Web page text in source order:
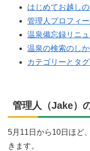
はじめてお越し
管理人プロフィ
温泉備忘録リニ
温泉の検索のし
カテゴリーとタ
管理人（Jake）
5月11日から10日ほど
きます。